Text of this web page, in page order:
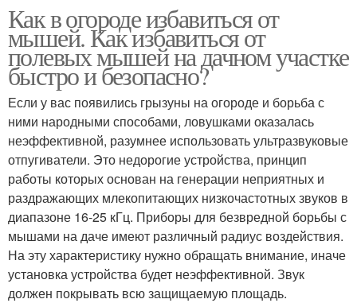
Как в огороде избавиться от
мышей. Как избавиться от
полевых мышей на дачном участке
быстро и безопасно?
Если у вас появились грызуны на огороде и борьба с
ними народными способами, ловушками оказалась
неэффективной, разумнее использовать ультразвуковые
отпугиватели. Это недорогие устройства, принцип
работы которых основан на генерации неприятных и
раздражающих млекопитающих низкочастотных звуков в
диапазоне 16-25 кГц. Приборы для безвредной борьбы с
мышами на даче имеют различный радиус воздействия.
На эту характеристику нужно обращать внимание, иначе
установка устройства будет неэффективной. Звук
должен покрывать всю защищаемую площадь.